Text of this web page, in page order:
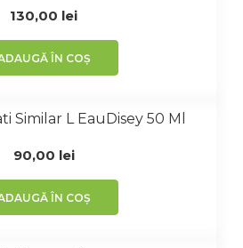
130,00 lei
ÎN COȘ
Similar L EauDisey 50 Ml
90,00 lei
ÎN COȘ